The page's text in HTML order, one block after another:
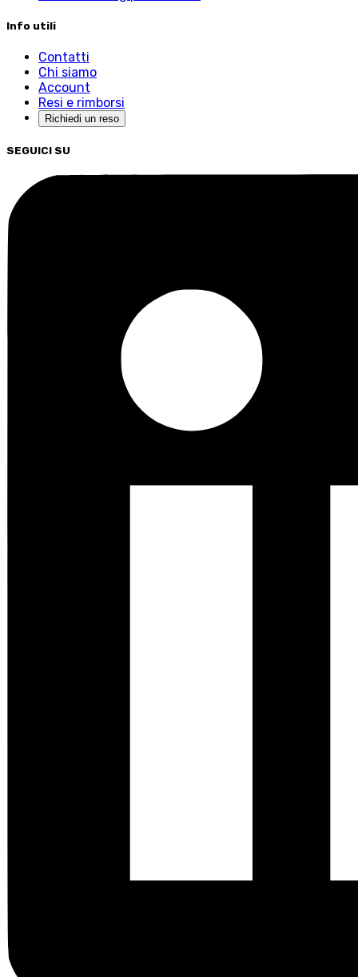
Info utili
Contatti
Chi siamo
Account
Resi e rimborsi
Richiedi un reso
SEGUICI SU